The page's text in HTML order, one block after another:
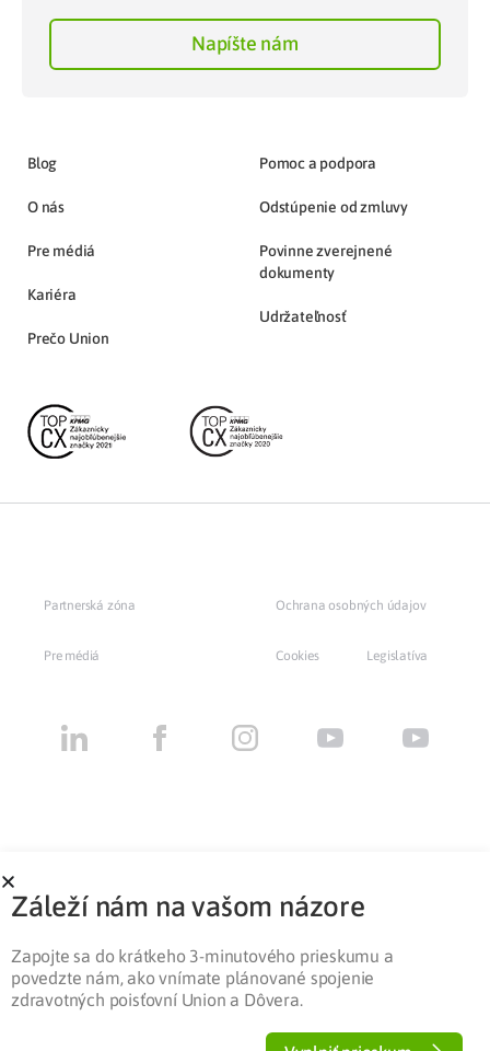
Napíšte nám
Blog
O nás
Pre médiá
Kariéra
Prečo Union
Pomoc a podpora
Odstúpenie od zmluvy
Povinne zverejnené
dokumenty
Udržateľnosť
Partnerská zóna
Pre médiá
Ochrana osobných údajov
Cookies Legislatíva
Záleží nám na vašom názore
Zapojte sa do krátkeho 3-minutového prieskumu a
povedzte nám, ako vnímate plánované spojenie
zdravotných poisťovní Union a Dôvera.